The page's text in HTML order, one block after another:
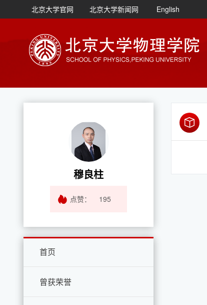
北京大学官网 北京大学新闻网 English
穆良柱
点赞： 195
首页
曾获荣誉